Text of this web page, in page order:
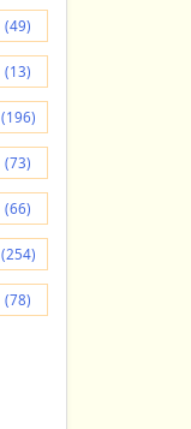
(49)
(13)
(196)
(73)
(66)
(254)
(78)